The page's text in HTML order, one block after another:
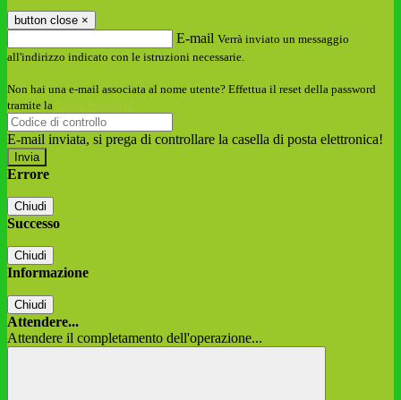
button close ×
E-mail Verrà inviato un messaggio
all'indirizzo indicato con le istruzioni necessarie.
Non hai una e-mail associata al nome utente? Effettua il reset della password
tramite la
E-mail inviata, si prega di controllare la casella di posta elettronica!
Errore
Chiudi
Successo
Chiudi
Informazione
Chiudi
Attendere...
Attendere il completamento dell'operazione...